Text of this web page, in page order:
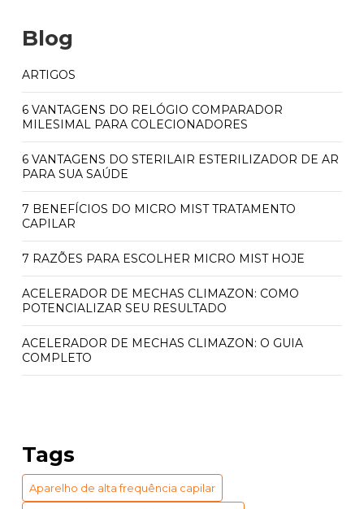
Blog
ARTIGOS
6 VANTAGENS DO RELÓGIO COMPARADOR
MILESIMAL PARA COLECIONADORES
6 VANTAGENS DO STERILAIR ESTERILIZADOR DE AR
PARA SUA SAÚDE
7 BENEFÍCIOS DO MICRO MIST TRATAMENTO
CAPILAR
7 RAZÕES PARA ESCOLHER MICRO MIST HOJE
ACELERADOR DE MECHAS CLIMAZON: COMO
POTENCIALIZAR SEU RESULTADO
ACELERADOR DE MECHAS CLIMAZON: O GUIA
COMPLETO
ACESSÍVEL
APARELHO DE VAPOR DE OZÔNIO PARA CABELO:
Tags
Aparelho de alta frequência capilar